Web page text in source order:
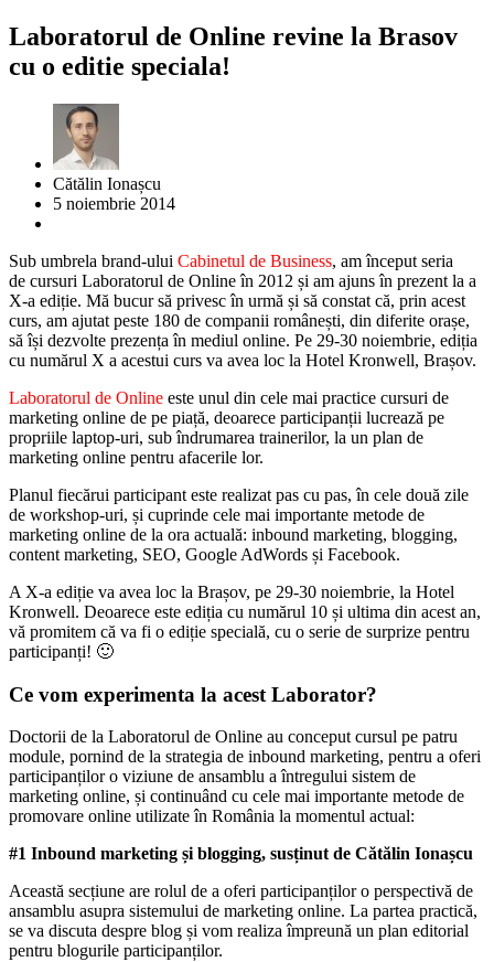
Laboratorul de Online revine la Brasov
cu o editie speciala!
Cătălin Ionașcu
5 noiembrie 2014
Sub umbrela brand-ului Cabinetul de Business, am început seria
de cursuri Laboratorul de Online în 2012 și am ajuns în prezent la a
X-a ediție. Mă bucur să privesc în urmă și să constat că, prin acest
curs, am ajutat peste 180 de companii românești, din diferite orașe,
să își dezvolte prezența în mediul online. Pe 29-30 noiembrie, ediția
cu numărul X a acestui curs va avea loc la Hotel Kronwell, Brașov.
Laboratorul de Online este unul din cele mai practice cursuri de
marketing online de pe piață, deoarece participanții lucrează pe
propriile laptop-uri, sub îndrumarea trainerilor, la un plan de
marketing online pentru afacerile lor.
Planul fiecărui participant este realizat pas cu pas, în cele două zile
de workshop-uri, și cuprinde cele mai importante metode de
marketing online de la ora actuală: inbound marketing, blogging,
content marketing, SEO, Google AdWords și Facebook.
A X-a ediție va avea loc la Brașov, pe 29-30 noiembrie, la Hotel
Kronwell. Deoarece este ediția cu numărul 10 și ultima din acest an,
vă promitem că va fi o ediție specială, cu o serie de surprize pentru
participanți! 🙂
Ce vom experimenta la acest Laborator?
Doctorii de la Laboratorul de Online au conceput cursul pe patru
module, pornind de la strategia de inbound marketing, pentru a oferi
participanților o viziune de ansamblu a întregului sistem de
marketing online, și continuând cu cele mai importante metode de
promovare online utilizate în România la momentul actual:
#1 Inbound marketing și blogging, susținut de Cătălin Ionașcu
Această secțiune are rolul de a oferi participanților o perspectivă de
ansamblu asupra sistemului de marketing online. La partea practică,
se va discuta despre blog și vom realiza împreună un plan editorial
pentru blogurile participanților.